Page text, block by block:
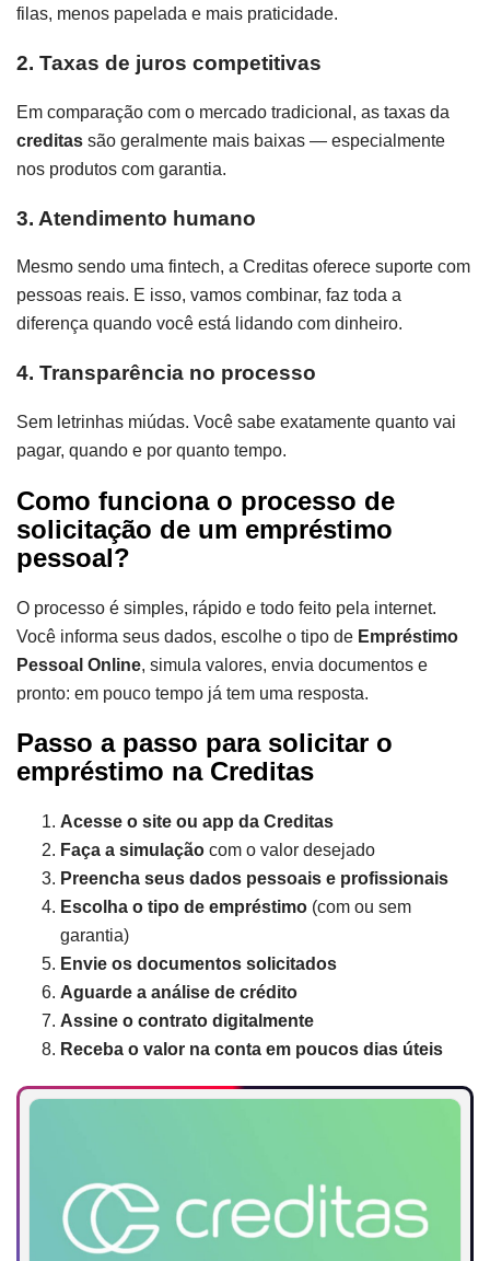
filas, menos papelada e mais praticidade.
2. Taxas de juros competitivas
Em comparação com o mercado tradicional, as taxas da
creditas são geralmente mais baixas — especialmente
nos produtos com garantia.
3. Atendimento humano
Mesmo sendo uma fintech, a Creditas oferece suporte com
pessoas reais. E isso, vamos combinar, faz toda a
diferença quando você está lidando com dinheiro.
4. Transparência no processo
Sem letrinhas miúdas. Você sabe exatamente quanto vai
pagar, quando e por quanto tempo.
Como funciona o processo de
solicitação de um empréstimo
pessoal?
O processo é simples, rápido e todo feito pela internet.
Você informa seus dados, escolhe o tipo de Empréstimo
Pessoal Online, simula valores, envia documentos e
pronto: em pouco tempo já tem uma resposta.
Passo a passo para solicitar o
empréstimo na Creditas
Acesse o site ou app da Creditas
Faça a simulação com o valor desejado
Preencha seus dados pessoais e profissionais
Escolha o tipo de empréstimo (com ou sem
garantia)
Envie os documentos solicitados
Aguarde a análise de crédito
Assine o contrato digitalmente
Receba o valor na conta em poucos dias úteis